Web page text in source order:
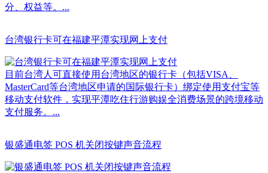
分、权益等。...
台湾银行卡可在福建平潭实现网上支付
目前台湾人可直接使用台湾地区的银行卡（包括VISA、
MasterCard等台湾地区申请的国际银行卡）绑定使用支付宝等
移动支付软件，实现平潭吃住行游购娱全消费场景的跨境移动
支付服务。...
银盛通电签 POS 机关闭按键声音流程